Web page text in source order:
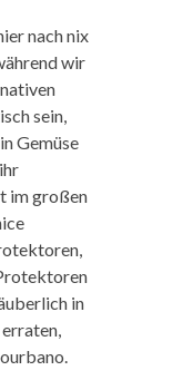
nach nix
wir
sein,
Gemüse
im großen
in